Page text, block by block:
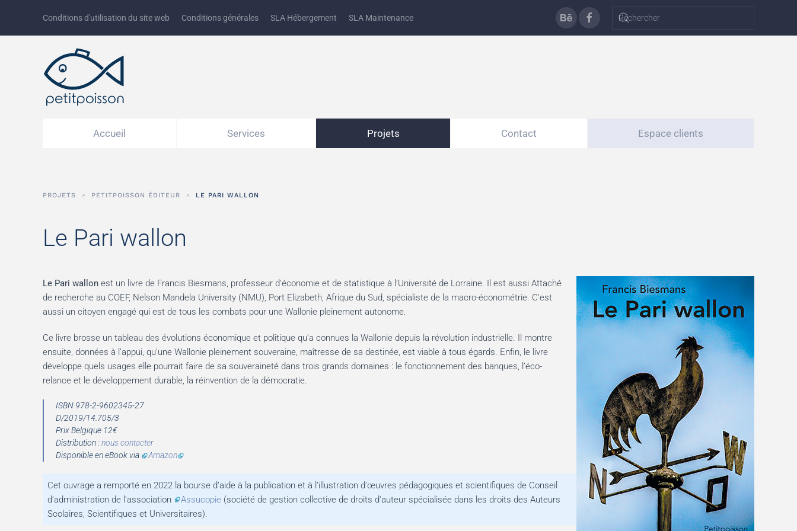
Conditions d'utilisation du site web Conditions générales SLA Hébergement SLA Maintenance
Accueil Services Projets Contact Espace clients
PROJETS PETITPOISSON ÉDITEUR LE PARI WALLON
Le Pari wallon
Le Pari wallon est un livre de Francis Biesmans, professeur d’économie et de statistique à l’Université de Lorraine. Il est aussi Attaché
de recherche au COEF, Nelson Mandela University (NMU), Port Elizabeth, Afrique du Sud, spécialiste de la macro-économétrie. C’est
aussi un citoyen engagé qui est de tous les combats pour une Wallonie pleinement autonome.
Ce livre brosse un tableau des évolutions économique et politique qu’a connues la Wallonie depuis la révolution industrielle. Il montre
ensuite, données à l’appui, qu’une Wallonie pleinement souveraine, maîtresse de sa destinée, est viable à tous égards. Enfin, le livre
développe quels usages elle pourrait faire de sa souveraineté dans trois grands domaines : le fonctionnement des banques, l’éco-
relance et le développement durable, la réinvention de la démocratie.
ISBN 978-2-9602345-27
D/2019/14.705/3
Prix Belgique 12€
Distribution :nous contacter
Disponible en eBook via
Amazon
Cet ouvrage a remporté en 2022 la bourse d’aide à la publication et à l’illustration d’œuvres pédagogiques et scientifiques de Conseil
d’administration de l'association
Assucopie (société de gestion collective de droits d'auteur spécialisée dans les droits des Auteurs
Scolaires, Scientifiques et Universitaires).